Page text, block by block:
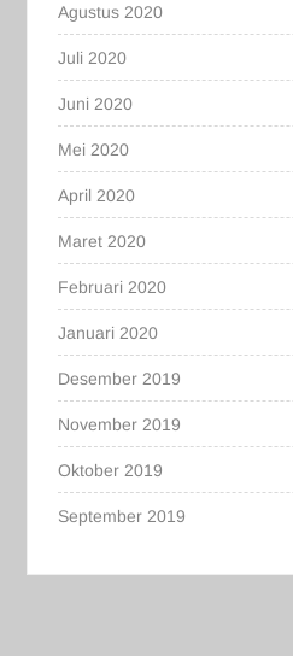
Agustus 2020
Juli 2020
Juni 2020
Mei 2020
April 2020
Maret 2020
Februari 2020
Januari 2020
Desember 2019
November 2019
Oktober 2019
September 2019